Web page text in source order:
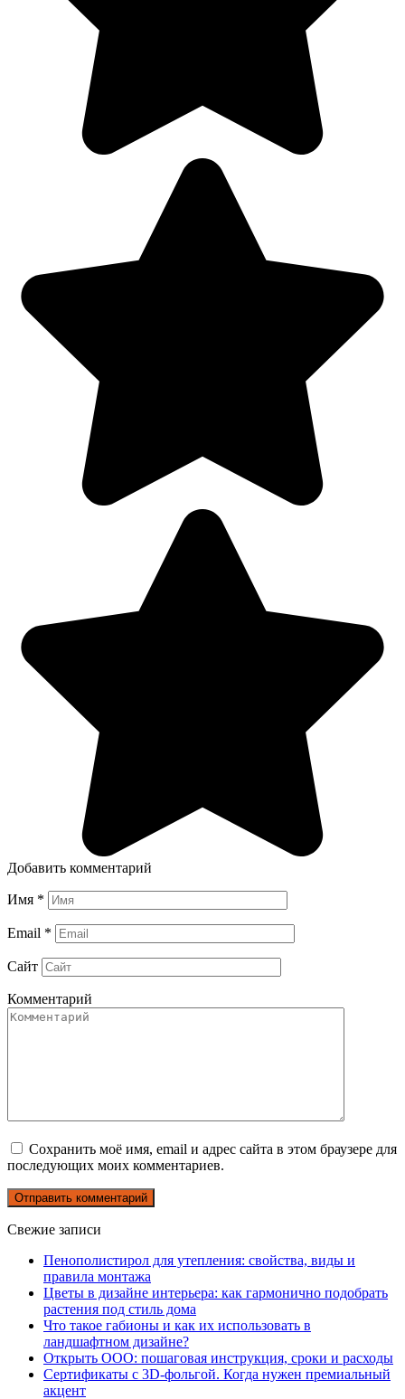
Добавить комментарий
Имя *
Email *
Сайт
Комментарий
Сохранить моё имя, email и адрес сайта в этом браузере для
последующих моих комментариев.
Свежие записи
Пенополистирол для утепления: свойства, виды и
правила монтажа
Цветы в дизайне интерьера: как гармонично подобрать
растения под стиль дома
Что такое габионы и как их использовать в
ландшафтном дизайне?
Открыть ООО: пошаговая инструкция, сроки и расходы
Сертификаты с 3D-фольгой. Когда нужен премиальный
акцент